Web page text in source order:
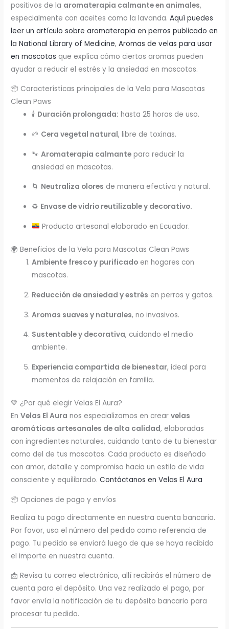
positivos de la aromaterapia calmante en animales,
especialmente con aceites como la lavanda.Aquí puedes
leer un artículo sobre aromaterapia en perros publicado en
la National Library of Medicine,Aromas de velas para usar
en mascotas que explica cómo ciertos aromas pueden
ayudar a reducir el estrés y la ansiedad en mascotas.
📦 Características principales de la Vela para Mascotas
Clean Paws
🕯️ Duración prolongada: hasta 25 horas de uso.
🌱 Cera vegetal natural, libre de toxinas.
🐾Aromaterapia calmante para reducir la
ansiedad en mascotas.
🌀 Neutraliza olores de manera efectiva y natural.
♻️ Envase de vidrio reutilizable y decorativo.
Producto artesanal elaborado en Ecuador.
🌍 Beneficios de la Vela para Mascotas Clean Paws
Ambiente fresco y purificado en hogares con
mascotas.
Reducción de ansiedad y estrés en perros y gatos.
Aromas suaves y naturales, no invasivos.
Sustentable y decorativa, cuidando el medio
ambiente.
Experiencia compartida de bienestar, ideal para
momentos de relajación en familia.
💚 ¿Por qué elegir Velas El Aura?
EnVelas El Aura nos especializamos en crearvelas
aromáticas artesanales de alta calidad, elaboradas
con ingredientes naturales, cuidando tanto de tu bienestar
como del de tus mascotas. Cada producto es diseñado
con amor, detalle y compromiso hacia un estilo de vida
consciente y equilibrado.Contáctanos en Velas El Aura
📦 Opciones de pago y envíos
Realiza tu pago directamente en nuestra cuenta bancaria.
Por favor, usa el número del pedido como referencia de
pago. Tu pedido se enviará luego de que se haya recibido
el importe en nuestra cuenta.
📩 Revisa tu correo electrónico, allí recibirás el número de
cuenta para el depósito. Una vez realizado el pago, por
favor envía la notificación de tu depósito bancario para
procesar tu pedido.